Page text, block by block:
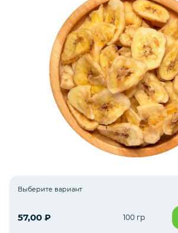
Авокадо, батат, спаржа
Грибы
Зелень / салаты
Выберите вариант
57,00 ₽ 100 гр